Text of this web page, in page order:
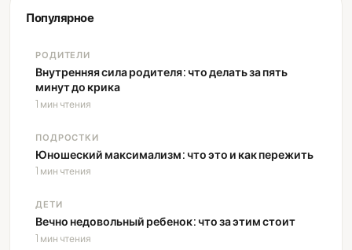
Популярное
РОДИТЕЛИ
Внутренняя сила родителя: что делать за пять
минут до крика
1 мин чтения
ПОДРОСТКИ
Юношеский максимализм: что это и как пережить
1 мин чтения
ДЕТИ
Вечно недовольный ребенок: что за этим стоит
1 мин чтения